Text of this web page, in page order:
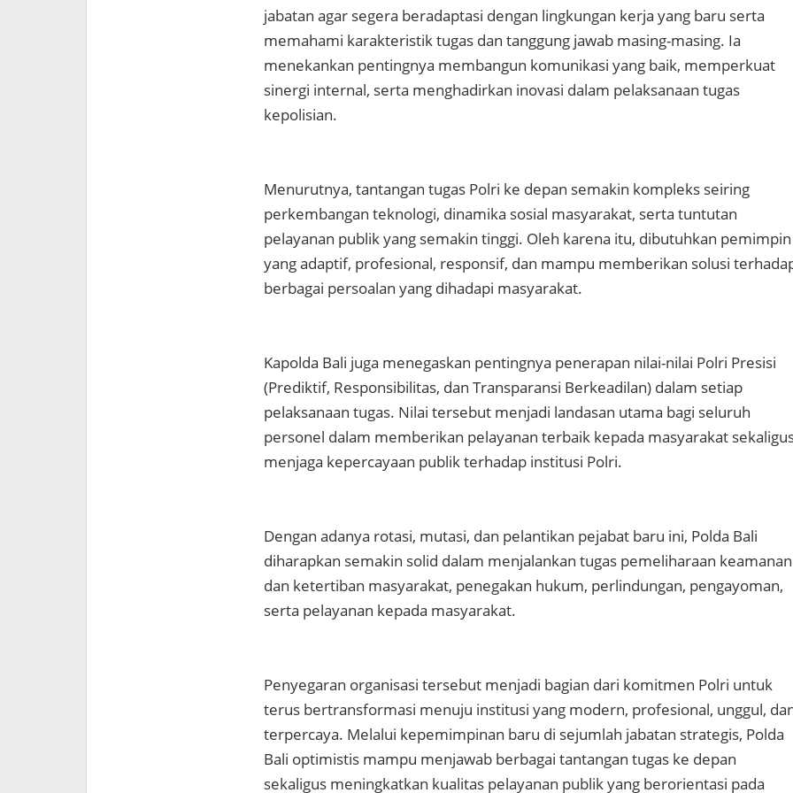
jabatan agar segera beradaptasi dengan lingkungan kerja yang baru serta
memahami karakteristik tugas dan tanggung jawab masing-masing. Ia
menekankan pentingnya membangun komunikasi yang baik, memperkuat
sinergi internal, serta menghadirkan inovasi dalam pelaksanaan tugas
kepolisian.
Menurutnya, tantangan tugas Polri ke depan semakin kompleks seiring
perkembangan teknologi, dinamika sosial masyarakat, serta tuntutan
pelayanan publik yang semakin tinggi. Oleh karena itu, dibutuhkan pemimpin
yang adaptif, profesional, responsif, dan mampu memberikan solusi
berbagai persoalan yang dihadapi masyarakat.
Kapolda Bali juga menegaskan pentingnya penerapan nilai-nilai Polri Presisi
(Prediktif, Responsibilitas, dan Transparansi Berkeadilan) dalam setiap
pelaksanaan tugas. Nilai tersebut menjadi landasan utama bagi seluruh
personel dalam memberikan pelayanan terbaik kepada masyarakat
menjaga kepercayaan publik terhadap institusi Polri.
Dengan adanya rotasi, mutasi, dan pelantikan pejabat baru ini, Polda Bali
diharapkan semakin solid dalam menjalankan tugas pemeliharaan keamanan
dan ketertiban masyarakat, penegakan hukum, perlindungan, pengayoman,
serta pelayanan kepada masyarakat.
Penyegaran organisasi tersebut menjadi bagian dari komitmen Polri untuk
terus bertransformasi menuju institusi yang modern, profesional, unggul,
terpercaya. Melalui kepemimpinan baru di sejumlah jabatan strategis, Polda
Bali optimistis mampu menjawab berbagai tantangan tugas ke depan
sekaligus meningkatkan kualitas pelayanan publik yang berorientasi pada